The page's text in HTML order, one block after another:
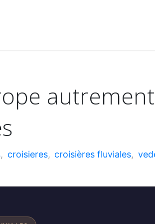
, croisieres, croisières fluviales,